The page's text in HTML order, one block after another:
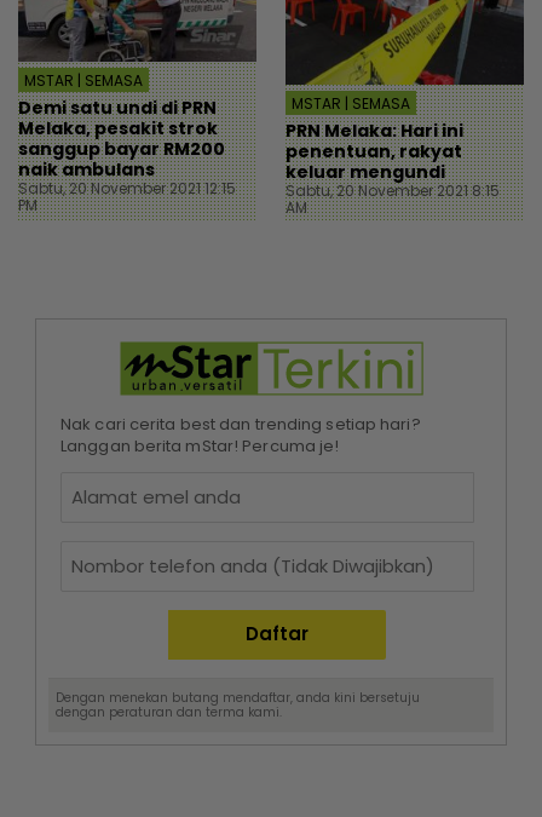
MSTAR | SEMASA
Demi satu undi di PRN
Melaka, pesakit strok
sanggup bayar RM200
naik ambulans
Sabtu, 20 November 2021 12:15
PM
MSTAR | SEMASA
PRN Melaka: Hari ini
penentuan, rakyat
keluar mengundi
Sabtu, 20 November 2021 8:15
AM
Nak cari cerita best dan trending setiap hari?
Langgan berita mStar! Percuma je!
Dengan menekan butang mendaftar, anda kini bersetuju
dengan peraturan dan terma kami.